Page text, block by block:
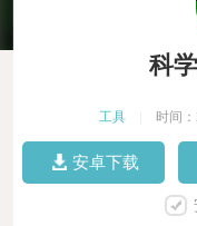
科
工具 时间
安卓下载